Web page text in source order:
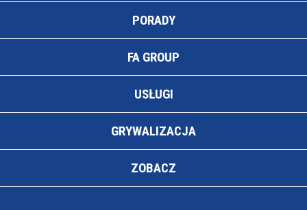
PORADY
FA GROUP
USŁUGI
GRYWALIZACJA
ZOBACZ